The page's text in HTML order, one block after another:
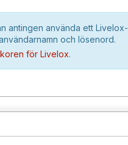
antingen använda ett Livelox-
och lösenord.
för Livelox.